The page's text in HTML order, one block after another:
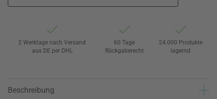
2 Werktage nach Versand
aus DE per DHL
60 Tage
Rückgaberecht
24.000 Produkte
lagernd
Beschreibung